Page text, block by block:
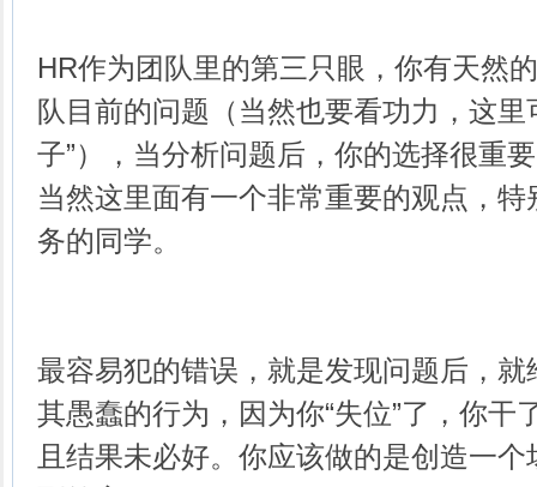
HR作为团队里的第三只眼，你有天然
队目前的问题（当然也要看功力，这里
子”），当分析问题后，你的选择很重
当然这里面有一个非常重要的观点，
务的同学。
最容易犯的错误，就是发现问题后，
其愚蠢的行为，因为你“失位”了，你干
且结果未必好。你应该做的是创造一